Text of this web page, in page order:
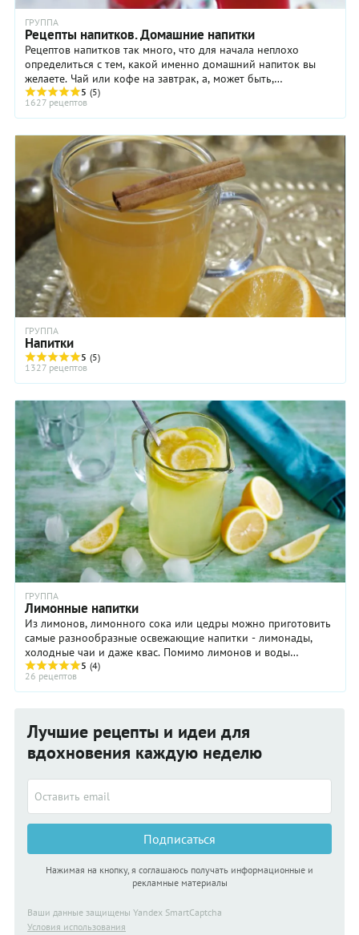
ГРУППА
Рецепты напитков. Домашние напитки
Рецептов напитков так много, что для начала неплохо
определиться с тем, какой именно домашний напиток вы
желаете. Чай или кофе на завтрак, а, может быть,
свежевыжатый сок – фреш? Или молочный коктейль ...
5 (5)
1627 рецептов
ГРУППА
Напитки
5 (5)
1327 рецептов
ГРУППА
Лимонные напитки
Из лимонов, лимонного сока или цедры можно приготовить
самые разнообразные освежающие напитки - лимонады,
холодные чаи и даже квас. Помимо лимонов и воды
(газированной или обычной), в них добавляют ...
5 (4)
26 рецептов
Лучшие рецепты и идеи для
вдохновения каждую неделю
Подписаться
Нажимая на кнопку, я соглашаюсь получать информационные и
рекламные материалы
Ваши данные защищены Yandex SmartCaptcha
Условия использования